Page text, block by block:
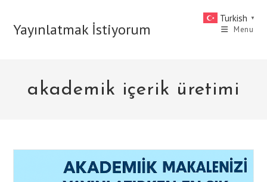
contentYayınlatmak İstiyorum Menu
akademik içerik üretimi
Turkish ▼